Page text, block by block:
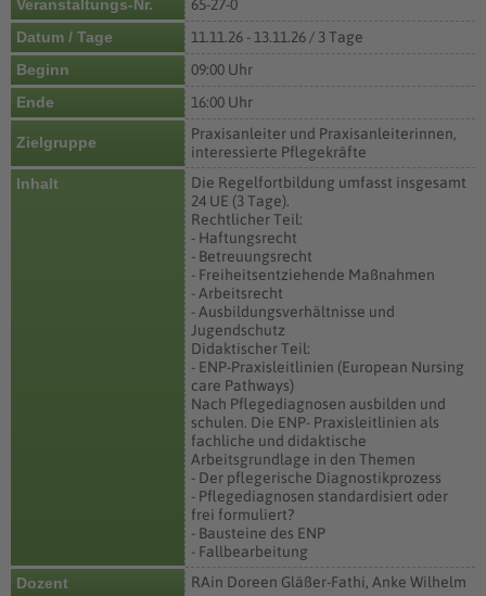
Veranstaltungs-Nr.
65-27-0
Datum / Tage
11.11.26 - 13.11.26 / 3 Tage
Beginn
09:00 Uhr
Ende
16:00 Uhr
Zielgruppe
Praxisanleiter und Praxisanleiterinnen,
interessierte Pflegekräfte
Inhalt
Die Regelfortbildung umfasst insgesamt
24 UE (3 Tage).
Rechtlicher Teil:
- Haftungsrecht
- Betreuungsrecht
- Freiheitsentziehende Maßnahmen
- Arbeitsrecht
- Ausbildungsverhältnisse und
Jugendschutz
Didaktischer Teil:
- ENP-Praxisleitlinien (European Nursing
care Pathways)
Nach Pflegediagnosen ausbilden und
schulen. Die ENP- Praxisleitlinien als
fachliche und didaktische
Arbeitsgrundlage in den Themen
- Der pflegerische Diagnostikprozess
- Pflegediagnosen standardisiert oder
frei formuliert?
- Bausteine des ENP
- Fallbearbeitung
Dozent
RAin Doreen Gläßer-Fathi, Anke Wilhelm